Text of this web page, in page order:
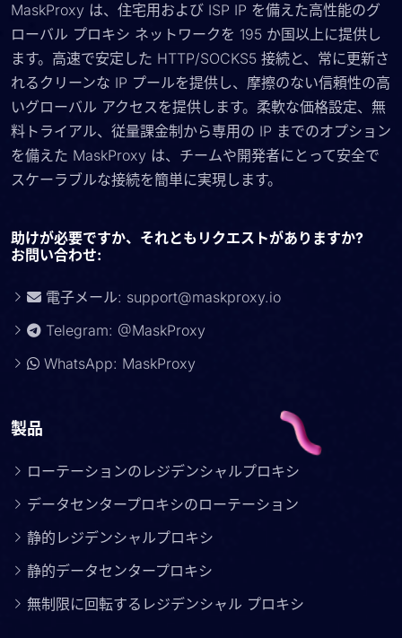
MaskProxy は、住宅用および ISP IP を備えた高性能のグ
ローバル プロキシ ネットワークを 195 か国以上に提供し
ます。高速で安定した HTTP/SOCKS5 接続と、常に更新さ
れるクリーンな IP プールを提供し、摩擦のない信頼性の高
いグローバル アクセスを提供します。柔軟な価格設定、無
料トライアル、従量課金制から専用の IP までのオプション
を備えた MaskProxy は、チームや開発者にとって安全で
スケーラブルな接続を簡単に実現します。
助けが必要ですか、それともリクエストがありますか?
お問い合わせ:
電子メール: support@maskproxy.io
Telegram: @MaskProxy
WhatsApp: MaskProxy
製品
ローテーションのレジデンシャルプロキシ
データセンタープロキシのローテーション
静的レジデンシャルプロキシ
静的データセンタープロキシ
無制限に回転するレジデンシャル プロキシ